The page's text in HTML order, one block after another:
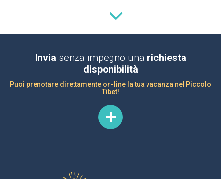
Invia senza impegno una richiesta
disponibilità
Puoi prenotare direttamente on-line la tua vacanza nel Piccolo
Tibet!